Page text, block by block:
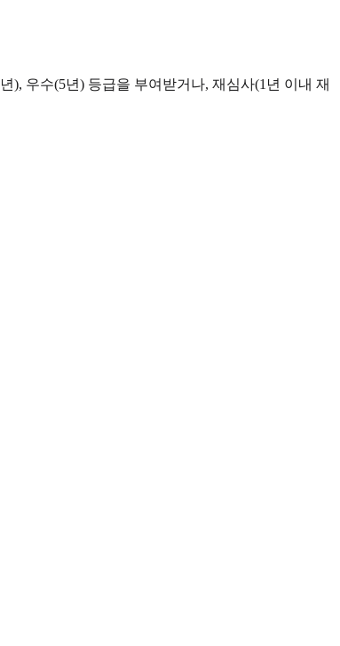
), 우수(5년) 등급을 부여받거나, 재심사(1년 이내 재